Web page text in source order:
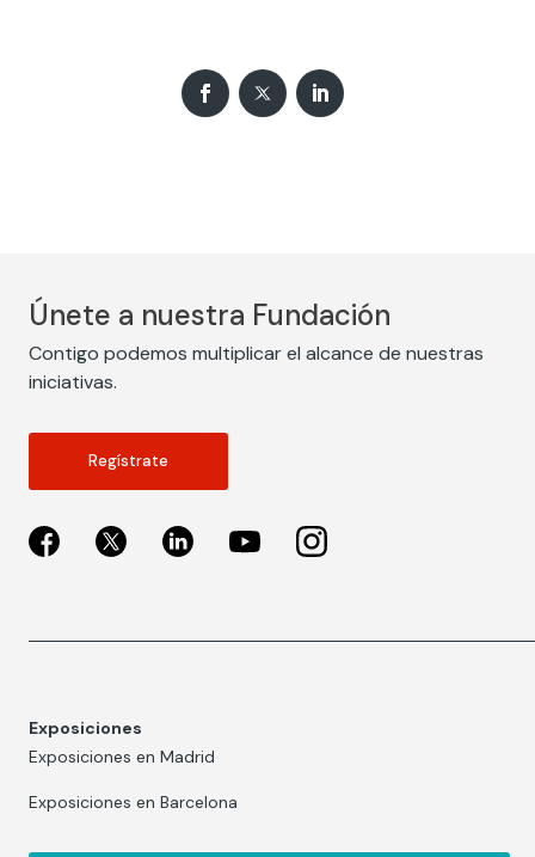
Únete a nuestra Fundación
Contigo podemos multiplicar el alcance de nuestras
iniciativas.
Regístrate
Exposiciones
Exposiciones en Madrid
Exposiciones en Barcelona